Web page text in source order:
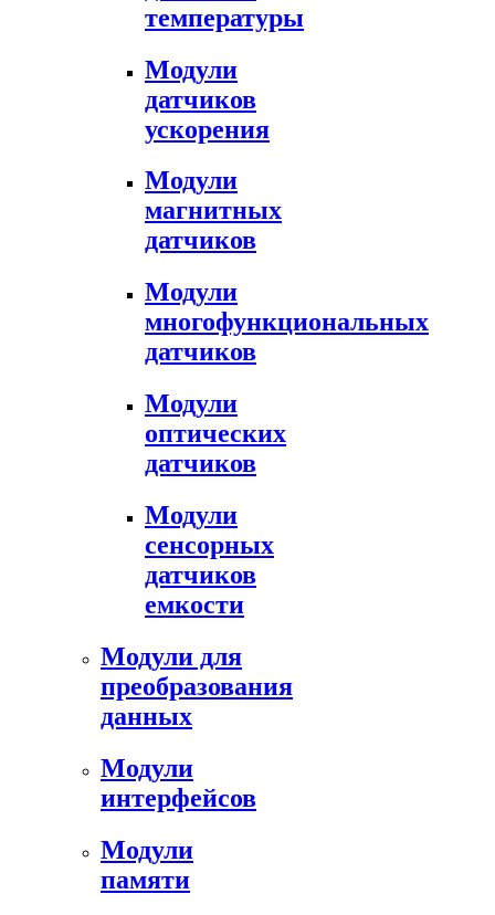
температуры
Модули
датчиков
ускорения
Модули
магнитных
датчиков
Модули
многофункциональных
датчиков
Модули
оптических
датчиков
Модули
сенсорных
датчиков
емкости
Модули для
преобразования
данных
Модули
интерфейсов
Модули
памяти